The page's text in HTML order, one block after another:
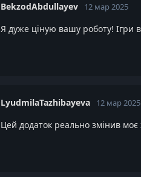
BekzodAbdullayev 12 мар 2025
Я дуже ціную вашу роботу! Ігри в
LyudmilaTazhibayeva 12 мар 2025
Цей додаток реально змінив